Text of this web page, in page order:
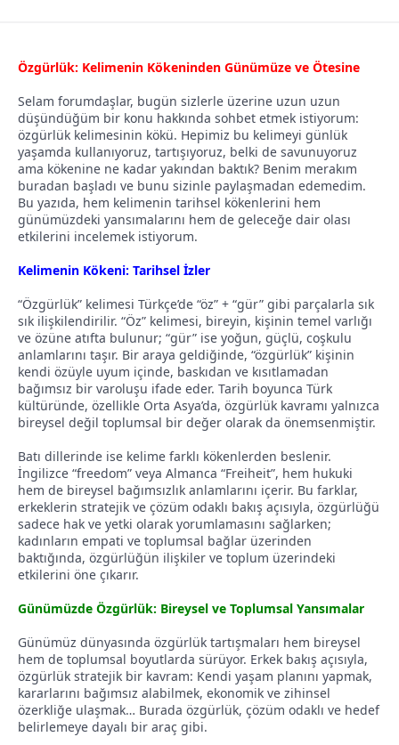
t
n
r
h
i
Özgürlük: Kelimenin Kökeninden Günümüze ve Ötesine
Selam forumdaşlar, bugün sizlerle üzerine uzun uzun
düşündüğüm bir konu hakkında sohbet etmek istiyorum:
özgürlük kelimesinin kökü. Hepimiz bu kelimeyi günlük
yaşamda kullanıyoruz, tartışıyoruz, belki de savunuyoruz
ama kökenine ne kadar yakından baktık? Benim merakım
buradan başladı ve bunu sizinle paylaşmadan edemedim.
Bu yazıda, hem kelimenin tarihsel kökenlerini hem
günümüzdeki yansımalarını hem de geleceğe dair olası
etkilerini incelemek istiyorum.
Kelimenin Kökeni: Tarihsel İzler
“Özgürlük” kelimesi Türkçe’de “öz” + “gür” gibi parçalarla sık
sık ilişkilendirilir. “Öz” kelimesi, bireyin, kişinin temel varlığı
ve özüne atıfta bulunur; “gür” ise yoğun, güçlü, coşkulu
anlamlarını taşır. Bir araya geldiğinde, “özgürlük” kişinin
kendi özüyle uyum içinde, baskıdan ve kısıtlamadan
bağımsız bir varoluşu ifade eder. Tarih boyunca Türk
kültüründe, özellikle Orta Asya’da, özgürlük kavramı yalnızca
bireysel değil toplumsal bir değer olarak da önemsenmiştir.
Batı dillerinde ise kelime farklı kökenlerden beslenir.
İngilizce “freedom” veya Almanca “Freiheit”, hem hukuki
hem de bireysel bağımsızlık anlamlarını içerir. Bu farklar,
erkeklerin stratejik ve çözüm odaklı bakış açısıyla, özgürlüğü
sadece hak ve yetki olarak yorumlamasını sağlarken;
kadınların empati ve toplumsal bağlar üzerinden
baktığında, özgürlüğün ilişkiler ve toplum üzerindeki
etkilerini öne çıkarır.
Günümüzde Özgürlük: Bireysel ve Toplumsal Yansımalar
Günümüz dünyasında özgürlük tartışmaları hem bireysel
hem de toplumsal boyutlarda sürüyor. Erkek bakış açısıyla,
özgürlük stratejik bir kavram: Kendi yaşam planını yapmak,
kararlarını bağımsız alabilmek, ekonomik ve zihinsel
özerkliğe ulaşmak… Burada özgürlük, çözüm odaklı ve hedef
belirlemeye dayalı bir araç gibi.